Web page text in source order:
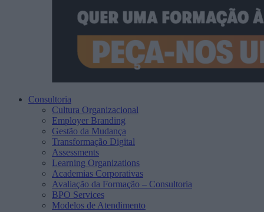
Consultoria
Cultura Organizacional
Employer Branding
Gestão da Mudança
Transformação Digital
Assessments
Learning Organizations
Academias Corporativas
Avaliação da Formação – Consultoria
BPO Services
Modelos de Atendimento